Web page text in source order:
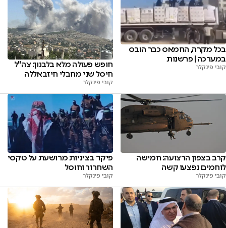
בכל מקרה, החמאס כבר הובס
במערכה | פרשנות
קובי פינקלר
חופש פעולה מלא בלבנון: צה"ל
חיסל שני מחבלי חיזבאללה
קובי פינקלר
קרב בצפון הרצועה: חמישה
לוחמים נפצעו קשה
קובי פינקלר
פיקד בציניות מרושעת על טקסי
השחרור וחוסל
קובי פינקלר